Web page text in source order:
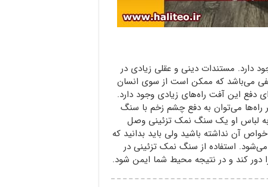
دارد. مستندات دینی و عقلی زیادی در
می‌باشد که ممکن است از سوی انسان
این آفت راه‌های زیادی وجود دارد.
راه‌ها می‌توان به دفع چشم زخم با سنگ
به لباس او یک سنگ نمک تزئینی وصل
آن نداشته باشید ولی باید بدانید که
استفاده از سنگ نمک تزئینی در
کند و در نتیجه محیط شما ایمن شود.